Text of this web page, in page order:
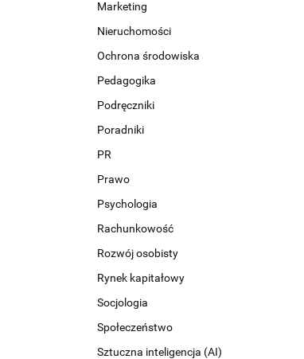
Marketing
Nieruchomości
Ochrona środowiska
Pedagogika
Podręczniki
Poradniki
PR
Prawo
Psychologia
Rachunkowość
Rozwój osobisty
Rynek kapitałowy
Socjologia
Społeczeństwo
Sztuczna inteligencja (AI)